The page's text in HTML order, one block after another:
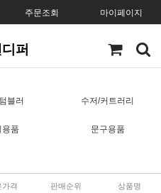
주문조회 마이페이지
퍼
블러 수저/커트러리
용품 문구용품
가격 판매순위 상품명